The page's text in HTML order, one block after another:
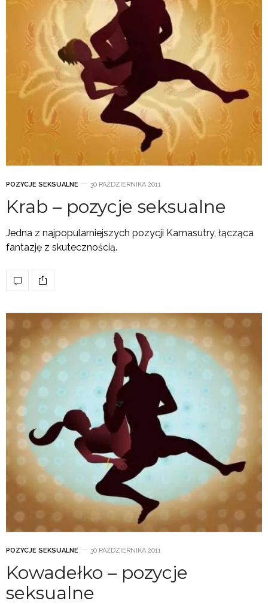
POZYCJE SEKSUALNE 30 PAŹDZIERNIKA 2011
Krab – pozycje seksualne
Jedna z najpopularniejszych pozycji Kamasutry, łącząca
fantazję z skutecznością.
POZYCJE SEKSUALNE 30 PAŹDZIERNIKA 2011
Kowadełko – pozycje
seksualne